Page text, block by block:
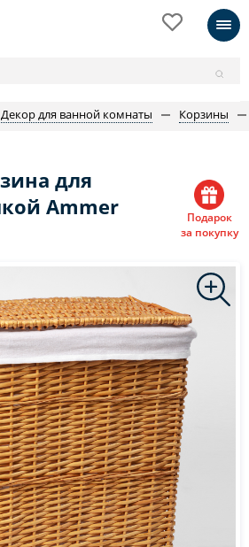
Декор для ванной комнаты Корзины
для
Ammer
Подарок
за покупку